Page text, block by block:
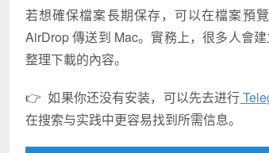
若想確保檔案長期保存，可以在檔案預
AirDrop 傳送到 Mac。實務上，很多人會
整理下載的內容。
👉 如果你还没有安装，可以先去进行
在搜索与实践中更容易找到所需信息。